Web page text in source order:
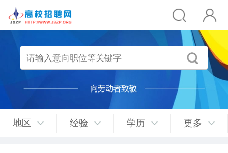
地区 经验 学历 更多